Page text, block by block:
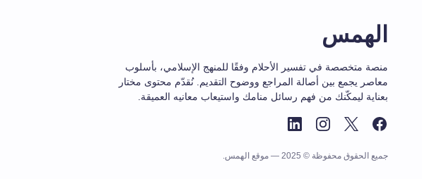
الهمس
منصة متخصصة في تفسير الأحلام وفقًا للمنهج الإسلامي، بأسلوب
معاصر يجمع بين أصالة المراجع ووضوح التقديم. نُقدّم محتوى مختار
بعناية ليمكّنك من فهم رسائل منامك واستيعاب معانيه العميقة.
جميع الحقوق محفوظة © 2025 — موقع الهمس.